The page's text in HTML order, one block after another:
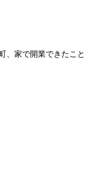
、家で開業できたこと